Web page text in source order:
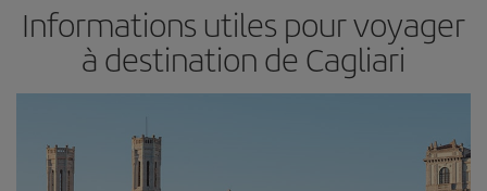
Informations utiles pour voyager
à destination de Cagliari